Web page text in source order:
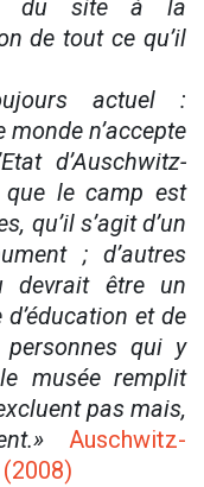
du site à la
de tout ce qu’il
actuel :
n’accepte
d’Auschwitz-
que le camp est
qu’il s’agit d’un
; d’autres
devrait être un
et de
qui y
musée remplit
pas mais,
Auschwitz-